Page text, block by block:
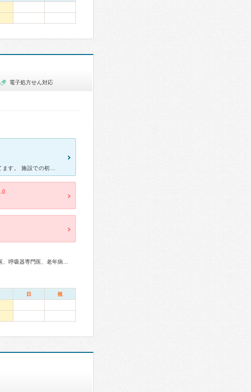
電子処方せん対応
日 祝